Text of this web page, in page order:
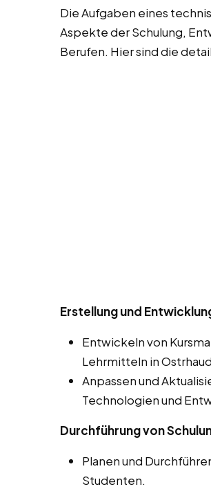
Die Aufgaben eines
Aspekte der Schulung,
Berufen. Hier sind die
Erstellung und
Entwickeln von
Lehrmitteln in
Anpassen und
Technologien und
Durchführung von
Planen und
Studenten.